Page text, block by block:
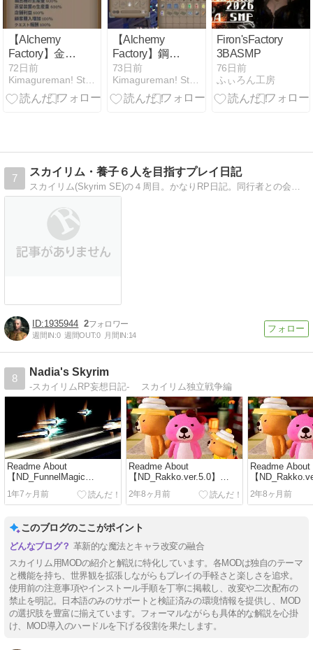
【Alchemy
Factory】金イ
ンゴットの効
率的な自動
化・作り方
72日前
Kimagureman! Studio
【Alchemy
Factory】鋼イ
ンゴットの効
率的な自動
化・作り方
73日前
Kimagureman! Studio
Firon'sFactory【
3BASMP
76日前
ふぃろん工房
7
スカイリム・養子６人を目指すプレイ日記
スカイリム(Skyrim SE)の４周目。かなりRP日記。同行者との会話をはさみながら、スカイリムを堪能しています。
1935944 2
週間IN:0 週間OUT:0 月間IN:14
8
Nadia's Skyrim
-スカイリムRP妄想日記- スカイリム独立戦争編
Readme About
【ND_FunnelMagic
ver1.0】LE/SE
1年7ヶ月前
Readme About
【ND_Rakko.ver.5.0】
LE/SE
2年8ヶ月前
Readme About
【
LE/SE
2年8ヶ月前
このブログのここがポイント
革新的な魔法とキャラ改変の融合
スカイリム用MODの紹介と解説に特化しています。各MODは独自のテーマ
と機能を持ち、世界観を拡張しながらもプレイの手軽さと楽しさを追求。
使用前の注意事項やインストール手順を丁寧に掲載し、改変や二次配布の
禁止を明記。日本語のみのサポートと検証済みの環境情報を提供し、MOD
の選択肢を豊富に揃えています。フォーマルながらも具体的な解説を心掛
け、MOD導入のハードルを下げる役割を果たします。